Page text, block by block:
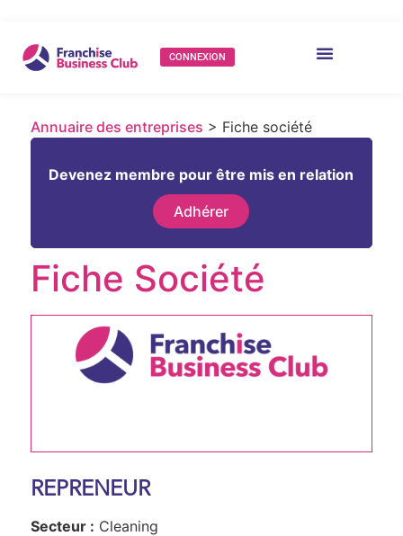
CONNEXION
Annuaire des entreprises > Fiche société
Devenez membre pour être mis en relation
Adhérer
Fiche Société
REPRENEUR
Secteur : Cleaning